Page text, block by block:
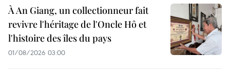
À An Giang, un collectionneur fait
revivre l'héritage de l'Oncle Hô et
l'histoire des îles du pays
01/08/2026 03:00